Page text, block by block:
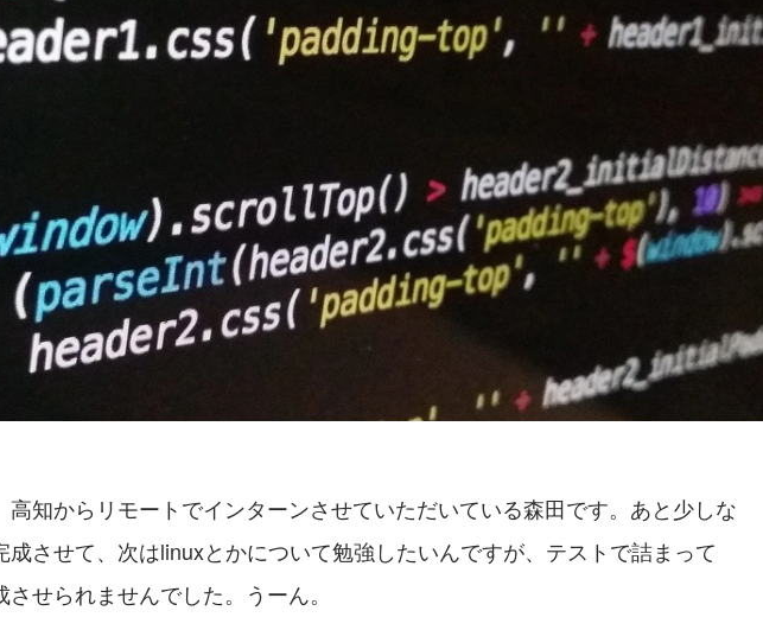
高知からリモートでインターンさせていただいている森田です。あと少しな
成させて、次はlinuxとかについて勉強したいんですが、テストで詰まって
させられませんでした。うーん。